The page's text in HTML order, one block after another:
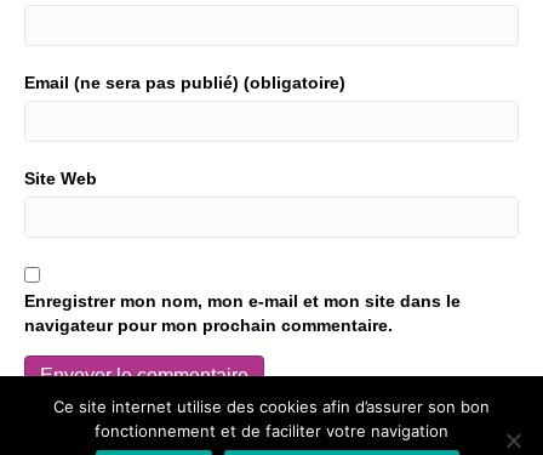
Email (ne sera pas publié) (obligatoire)
Site Web
Enregistrer mon nom, mon e-mail et mon site dans le
navigateur pour mon prochain commentaire.
Ce site utilise Akismet pour réduire les indésirables.
En savoir
plus sur comment les données de vos commentaires sont
Ce site internet utilise des cookies afin d’assurer son bon
fonctionnement et de faciliter votre navigation